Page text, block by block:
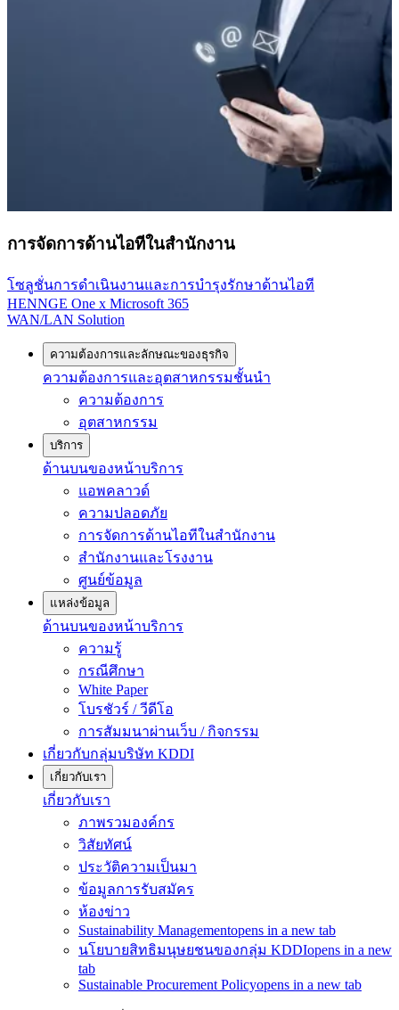
การจัดการด้านไอทีในสำนักงาน
โซลูชั่นการดำเนินงานและการบำรุงรักษาด้านไอที
HENNGE One x Microsoft 365
WAN/LAN Solution
ความต้องการและลักษณะของธุรกิจ
ความต้องการและอุตสาหกรรมชั้นนำ
ความต้องการ
อุตสาหกรรม
บริการ
ด้านบนของหน้าบริการ
แอพคลาวด์
ความปลอดภัย
การจัดการด้านไอทีในสำนักงาน
สำนักงานและโรงงาน
ศูนย์ข้อมูล
แหล่งข้อมูล
ด้านบนของหน้าบริการ
ความรู้
กรณีศึกษา
White Paper
โบรชัวร์ / วีดีโอ
การสัมมนาผ่านเว็บ / กิจกรรม
เกี่ยวกับกลุ่มบริษัท KDDI
เกี่ยวกับเรา
เกี่ยวกับเรา
ภาพรวมองค์กร
วิสัยทัศน์
ประวัติความเป็นมา
ข้อมูลการรับสมัคร
ห้องข่าว
Sustainability Managementopens in a new tab
นโยบายสิทธิมนุษยชนของกลุ่ม KDDIopens in a new
tab
Sustainable Procurement Policyopens in a new tab